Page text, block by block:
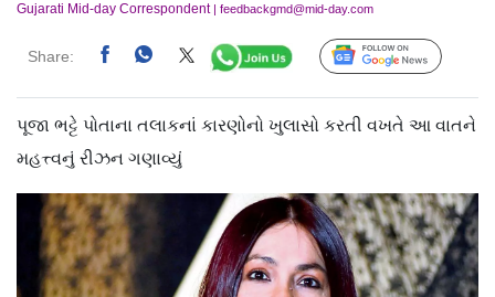
Gujarati Mid-day Correspondent| feedbackgmd@mid-day.com
Share: Follow Us
પૂજા ભટ્ટે પોતાના તલાકનાં કારણોનો ખુલાસો કરતી વખતે આ વાતને
મહત્ત્વનું રીઝન ગણાવ્યું